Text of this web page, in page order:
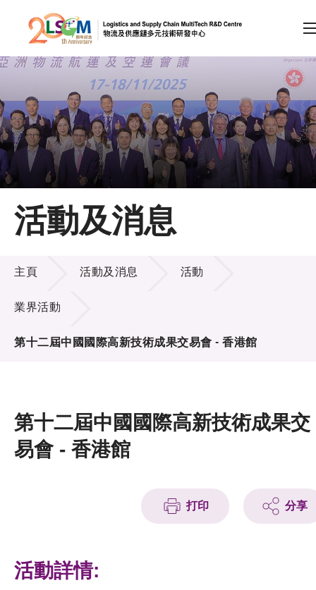
跳到內容（按回車鍵）
會員登入
A A EN 繁 简
主頁
關於LSCM
技術商品化
項目及資助計劃
新聞中心
活動及消息
活動及消息
主頁 活動及消息 活動
業界活動
第十二屆中國國際高新技術成果交易會 - 香港館
第十二屆中國國際高新技術成果交
易會 - 香港館
打印 分享
活動詳情: